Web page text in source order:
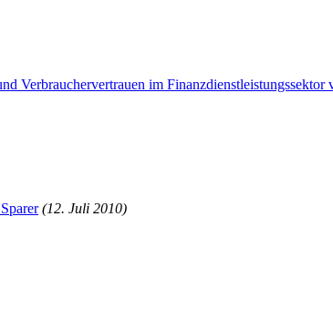
Verbrauchervertrauen im Finanzdienstleistungssektor
(12. Juli 2010)